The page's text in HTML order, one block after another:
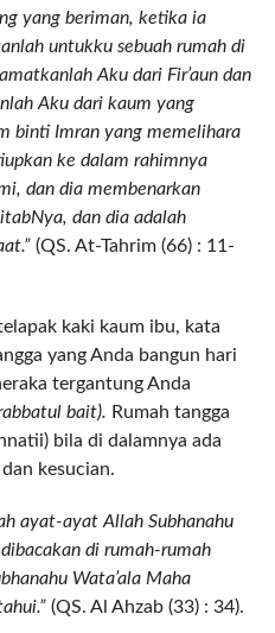
yang beriman, ketika ia
untukku sebuah rumah di
Aku dari Fir’aun dan
Aku dari kaum yang
binti Imran yang memelihara
ke dalam rahimnya
dan dia membenarkan
dan dia adalah
(QS. At-Tahrim (66) : 11-
kaki kaum ibu, kata
yang Anda bangun hari
tergantung Anda
bait). Rumah tangga
bila di dalamnya ada
kesucian.
ayat-ayat Allah Subhanahu
di rumah-rumah
Wata’ala Maha
(QS. Al Ahzab (33) : 34).